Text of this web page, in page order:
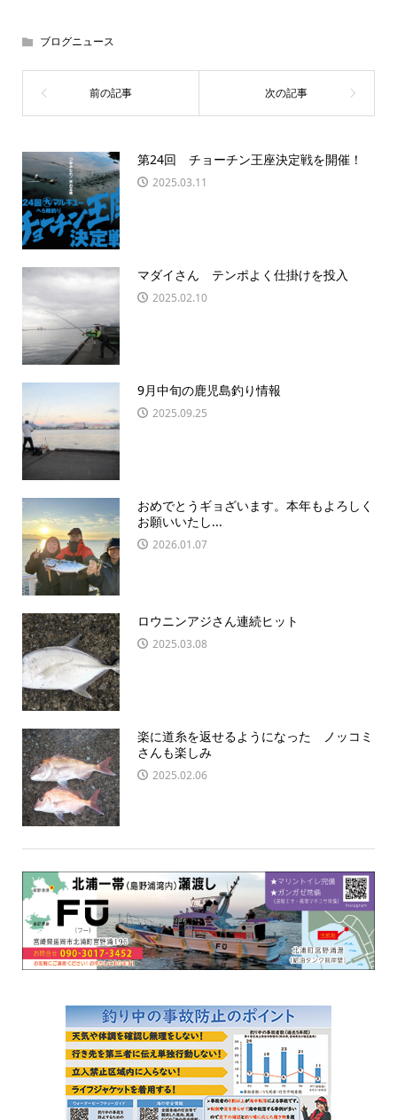
ブログニュース
第24回 チョーチン王座決定戦を開催！
2025.03.11
マダイさん テンポよく仕掛けを投入
2025.02.10
9月中旬の鹿児島釣り情報
2025.09.25
おめでとうギョざいます。本年もよろしく
お願いいたし...
2026.01.07
ロウニンアジさん連続ヒット
2025.03.08
楽に道糸を返せるようになった ノッコミ
さんも楽しみ
2025.02.06